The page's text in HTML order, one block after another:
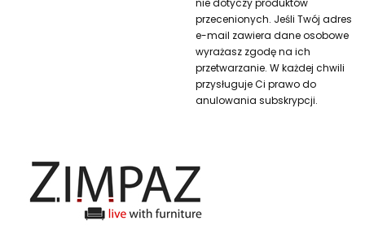
nie dotyczy produktów
przecenionych. Jeśli Twój adres
e-mail zawiera dane osobowe
wyrażasz zgodę na ich
przetwarzanie. W każdej chwili
przysługuje Ci prawo do
anulowania subskrypcji.